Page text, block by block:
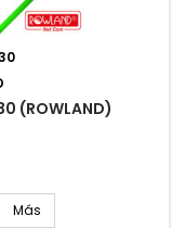
(ROWLAND)
Más